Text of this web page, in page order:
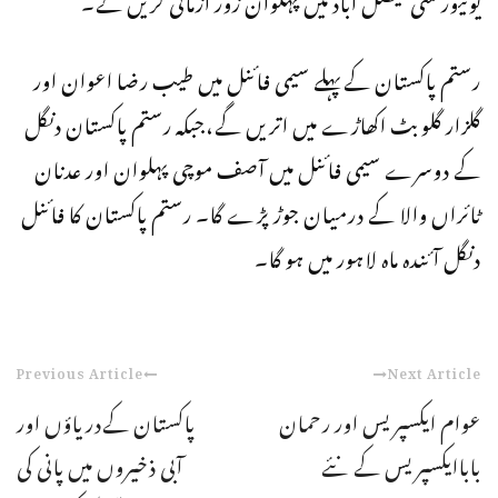
رستم پاکستان کےپہلے سیمی فائنل میں طیب رضا اعوان اور
گلزار گلوبٹ اکھاڑے میں اتریں گے،جبکہ رستم پاکستان دنگل
کے دوسرے سیمی فائنل میں آصف موچی پہلوان اور عدنان
ٹائراں والا کے درمیان جوڑ پڑے گا۔ رستم پاکستان کا فائنل
دنگل آئندہ ماہ لاہور میں ہو گا۔
Previous Article
پاکستان کےدریاؤں اور
آبی ذخیروں میں پانی کی
Next Article
عوام ایکسپریس اور رحمان
باباایکسپریس کے نئے